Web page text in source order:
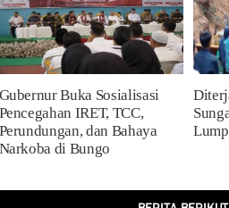
Gubernur Buka Sosialisasi
Pencegahan IRET, TCC,
Perundungan, dan Bahaya
Narkoba di Bungo